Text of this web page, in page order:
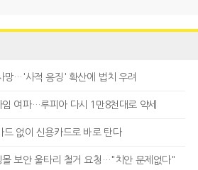
망…'사적 응징' 확산에 법치 우려
여파…루피아 다시 1만8천대로 약세
드 없이 신용카드로 바로 탄다
몰 보안 울타리 철거 요청…"치안 문제없다"